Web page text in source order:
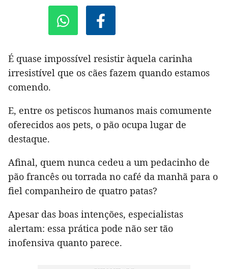
É quase impossível resistir àquela carinha
irresistível que os cães fazem quando estamos
comendo.
E, entre os petiscos humanos mais comumente
oferecidos aos pets, o pão ocupa lugar de
destaque.
Afinal, quem nunca cedeu a um pedacinho de
pão francês ou torrada no café da manhã para o
fiel companheiro de quatro patas?
Apesar das boas intenções, especialistas
alertam: essa prática pode não ser tão
inofensiva quanto parece.